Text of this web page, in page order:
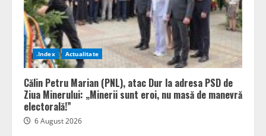
.Index Actualitate
Călin Petru Marian (PNL), atac Dur la adresa PSD de
Ziua Minerului: „Minerii sunt eroi, nu masă de manevră
electorală!”
6 August 2026